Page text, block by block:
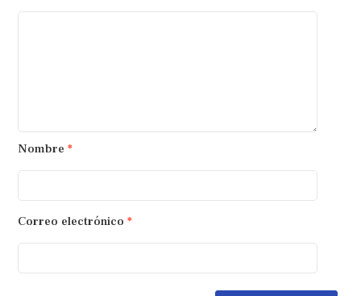
Nombre *
Correo electrónico *